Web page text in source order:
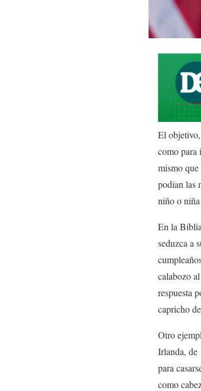
El
como para
mismo
podían las
niño o
En la
seduzca a
calabozo
respuesta
capricho
Otro
Irlanda, de
para
como